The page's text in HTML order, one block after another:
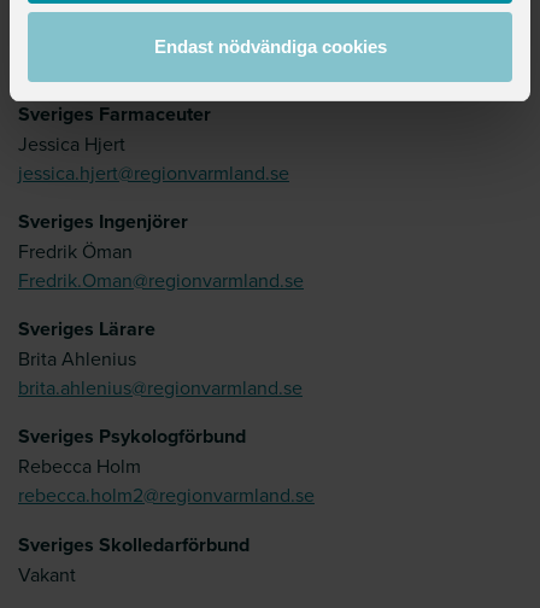
Endast nödvändiga cookies
Sveriges Arbetsterapeuter
Sveriges Farmaceuter
Jessica Hjert
jessica.hjert@regionvarmland.se
Sveriges Ingenjörer
Fredrik Öman
Fredrik.Oman@regionvarmland.se
Sveriges Lärare
Brita Ahlenius
brita.ahlenius@regionvarmland.se
Sveriges Psykologförbund
Rebecca Holm
rebecca.holm2@regionvarmland.se
Sveriges Skolledarförbund
Vakant